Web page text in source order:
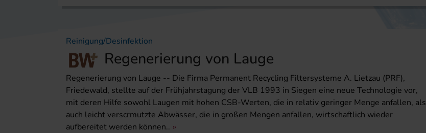
Reinigung/Desinfektion
Regenerierung von Lauge
Regenerierung von Lauge -- Die Firma Permanent Recycling Filtersysteme A. Lietzau (PRF),
Friedewald, stellte auf der Frühjahrstagung der VLB 1993 in Siegen eine neue Technologie vor,
mit deren Hilfe sowohl Laugen mit hohen CSB-Werten, die in relativ geringer Menge anfallen, als
auch leicht verscrmutzte Abwässer, die in großen Mengen anfallen, wirtschaftlich wieder
aufbereitet werden können..